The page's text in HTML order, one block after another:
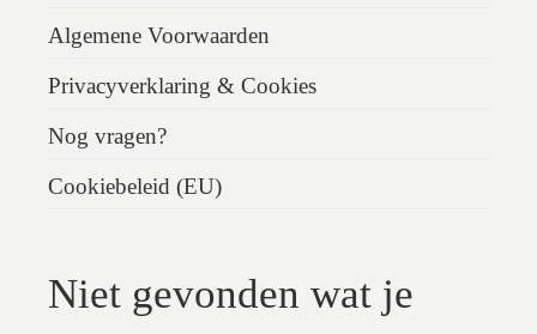
Algemene Voorwaarden
Privacyverklaring & Cookies
Nog vragen?
Cookiebeleid (EU)
Niet gevonden wat je